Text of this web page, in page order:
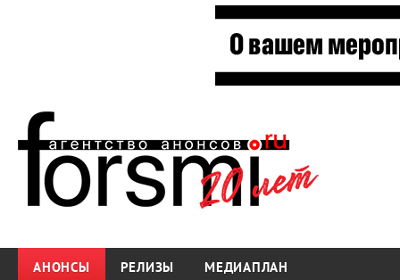
АНОНСЫ РЕЛИЗЫ МЕДИАПЛАН